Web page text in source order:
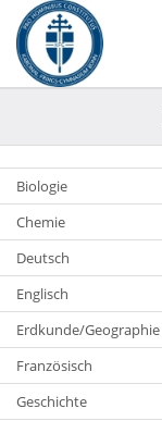
Biologie
Chemie
Deutsch
Englisch
Erdkunde/Geographie
Französisch
Geschichte